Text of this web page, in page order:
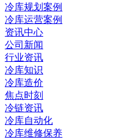
冷库规划案例
冷库运营案例
资讯中心
公司新闻
行业资讯
冷库知识
冷库造价
焦点时刻
冷链资讯
冷库自动化
冷库维修保养